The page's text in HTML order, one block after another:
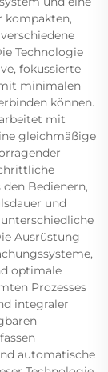
kompakten,
Technologie
fokussierte
minimalen
können.
mit
gleichmäßige
Bedienern,
und
Ausrüstung
optimale
Prozesses
integraler
automatische